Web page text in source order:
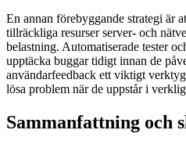
En annan förebyggande strategi är
tillräckliga resurser server- och
belastning. Automatiserade tester
upptäcka buggar tidigt innan de
användarfeedback ett viktigt
lösa problem när de uppstår i
Sammanfattning och